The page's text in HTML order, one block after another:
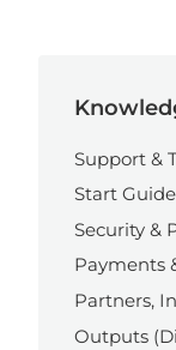
Support &
Start Guide
Security &
Payments
Partners,
Outputs